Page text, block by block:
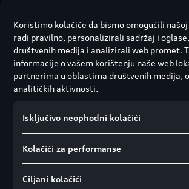
Koristimo kolačiće da bismo omogućili
radi pravilno, personalizirali sadržaj i
društvenih medija i analizirali web promet.
informacije o vašem korištenju naše web
partnerima u oblastima društvenih medija,
analitičkih aktivnosti.
Isključivo neophodni kolačići
Kolačići za performanse
Ciljani kolačići